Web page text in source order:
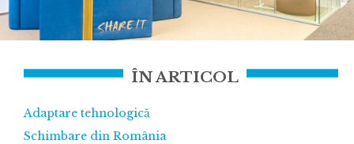
ÎN ARTICOL
Adaptare tehnologică
Schimbare din România